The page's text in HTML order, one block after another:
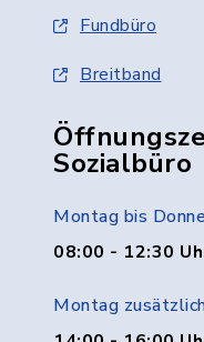
Fundbüro
Breitband
Sozialbüro
Montag bis
08:00 - 12:30
Montag